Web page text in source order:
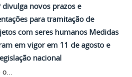
divulga novos prazos e
para tramitação de
com seres humanos Medidas
em vigor em 11 de agosto e
nacional